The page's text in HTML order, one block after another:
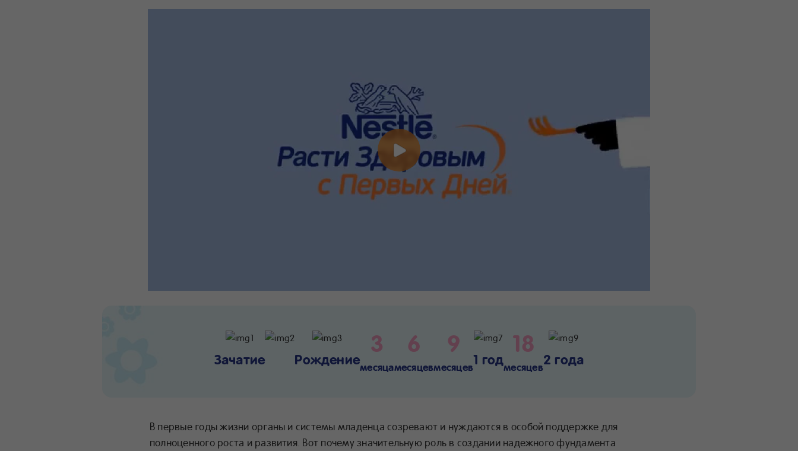
Зачатие Рождение
3
месяца
6
месяцев
9
месяцев1 год
18
месяцев2 года
В первые годы жизни органы и системы младенца созревают и нуждаются в особой поддержке для
полноценного роста и развития. Вот почему значительную роль в создании надежного фундамента